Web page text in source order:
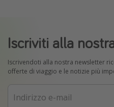
Iscriviti alla
Iscrivendoti alla nostra newsletter
offerte di viaggio e le notizie più